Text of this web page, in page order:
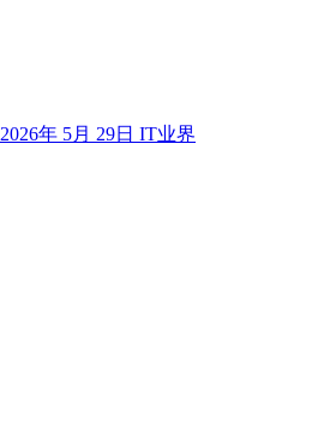
2026年 5月 29日 IT业界